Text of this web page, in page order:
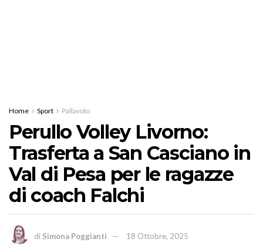
Home Sport Pallavolo
Perullo Volley Livorno:
Trasferta a San Casciano in
Val di Pesa per le ragazze
di coach Falchi
di Simona Poggianti 18 Ottobre, 2025